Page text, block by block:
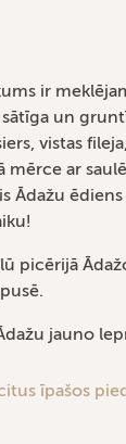
ir
un
vistas
mērce ar
Ādažu
picērijā
jauno
īpašos